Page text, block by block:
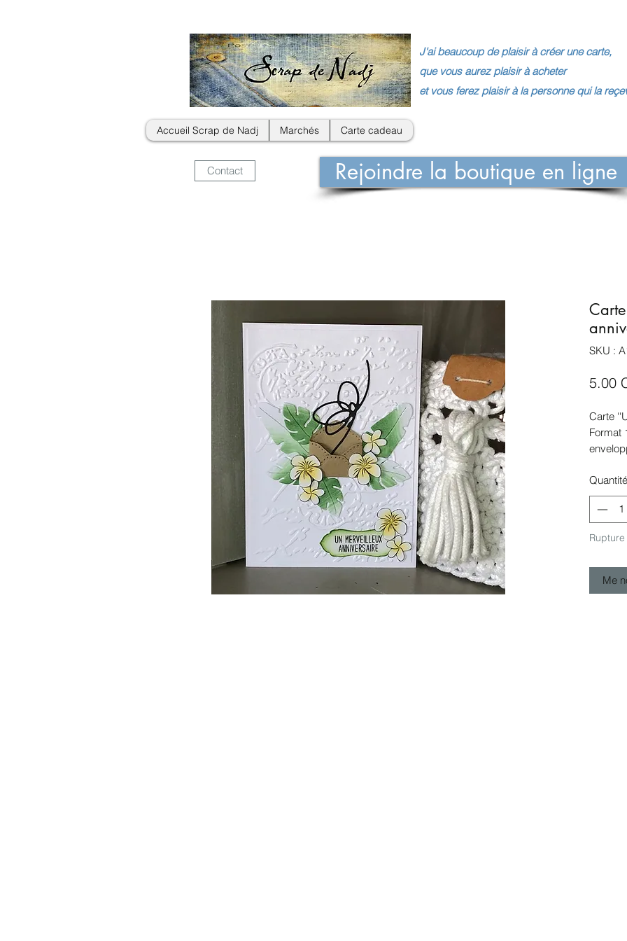
J'ai beaucoup de plaisir à créer une carte,
que vous aurez plaisir à acheter
et vous ferez plaisir à la personne qui la
Accueil Scrap de Nadj Marchés Carte cadeau
Contact Rejoindre la boutique en ligne
SKU :
5.00
Carte
Format
poste
Quantité
Me